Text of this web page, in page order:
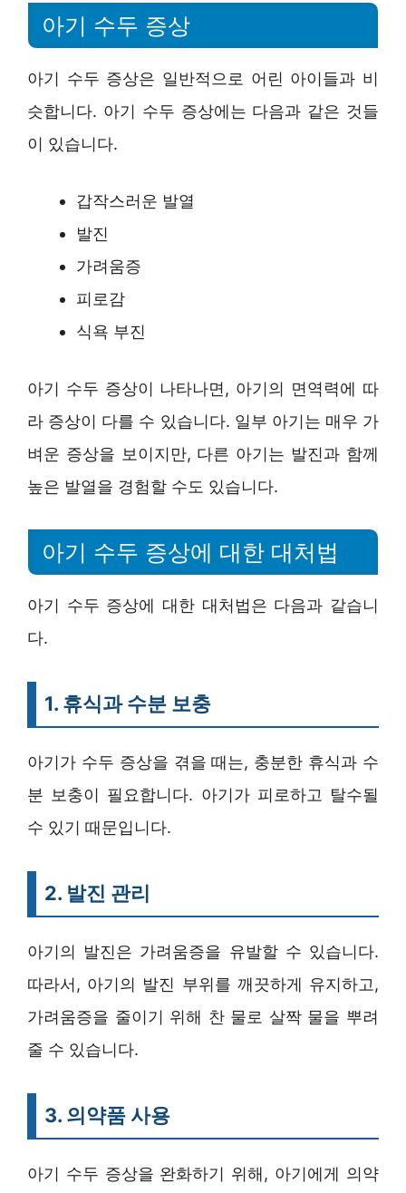
아기 수두 증상
아기 수두 증상은 일반적으로 어린 아이들과 비
슷합니다. 아기 수두 증상에는 다음과 같은 것들
이 있습니다.
갑작스러운 발열
발진
가려움증
피로감
식욕 부진
아기 수두 증상이 나타나면, 아기의 면역력에 따
라 증상이 다를 수 있습니다. 일부 아기는 매우 가
벼운 증상을 보이지만, 다른 아기는 발진과 함께
높은 발열을 경험할 수도 있습니다.
아기 수두 증상에 대한 대처법
아기 수두 증상에 대한 대처법은 다음과 같습니
다.
1. 휴식과 수분 보충
아기가 수두 증상을 겪을 때는, 충분한 휴식과 수
분 보충이 필요합니다. 아기가 피로하고 탈수될
수 있기 때문입니다.
2. 발진 관리
아기의 발진은 가려움증을 유발할 수 있습니다.
따라서, 아기의 발진 부위를 깨끗하게 유지하고,
가려움증을 줄이기 위해 찬 물로 살짝 물을 뿌려
줄 수 있습니다.
3. 의약품 사용
아기 수두 증상을 완화하기 위해, 아기에게 의약